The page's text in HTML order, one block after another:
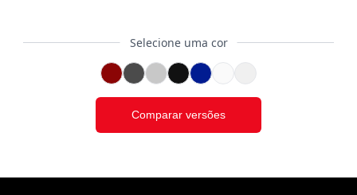
Selecione uma cor
Comparar versões